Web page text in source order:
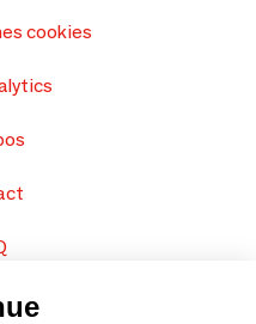
cookies